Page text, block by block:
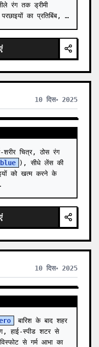
रंग तक ड्रीमी
का प्रतिबिंब,
10 दिस॰ 2025
शरीर चित्र, ठोस रंग
blue ), सीधे लेंस की
को खत्म करने के
10 दिस॰ 2025
बारिश के बाद शहर
हाई-स्पीड शटर से
से गर्म आभा का